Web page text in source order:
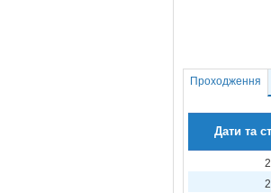
Проходження
Дати та